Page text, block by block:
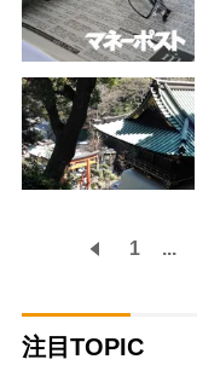
1 ...
注目TOPIC